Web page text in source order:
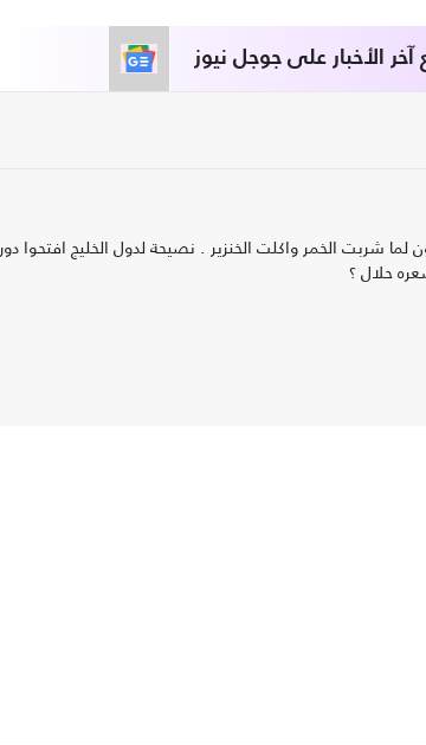
آخر الأخبار على جوجل نيوز
الخمر واكلت الخنزير . نصيحة لدول الخليج افتحوا دور
حلال ؟